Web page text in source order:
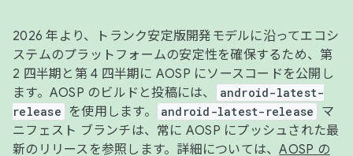
2026 年より、トランク安定版開発モデルに沿ってエコシ
ステムのプラットフォームの安定性を確保するため、第
2 四半期と第 4 四半期に AOSP にソースコードを公開し
ます。AOSP のビルドと投稿には、
android-latest-
release
を使用します。 android-latest-release
マ
ニフェスト ブランチは、常に AOSP にプッシュされた最
新のリリースを参照します。詳細については、AOSP の